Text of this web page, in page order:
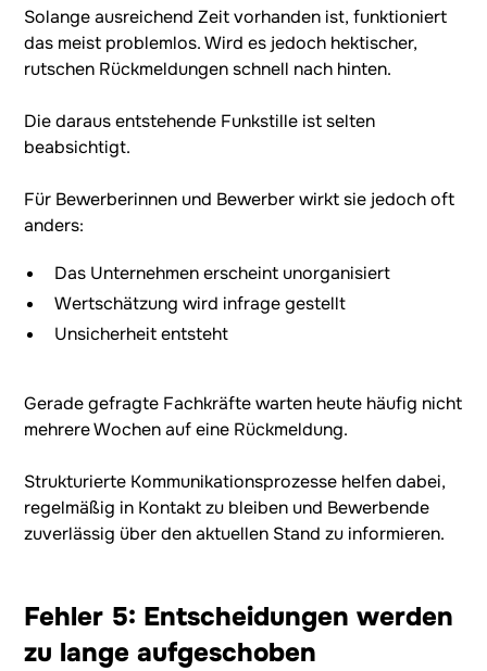
Solange ausreichend Zeit vorhanden ist, funktioniert
das meist problemlos. Wird es jedoch hektischer,
rutschen Rückmeldungen schnell nach hinten.
Die daraus entstehende Funkstille ist selten
beabsichtigt.
Für Bewerberinnen und Bewerber wirkt sie jedoch oft
anders:
Das Unternehmen erscheint unorganisiert
Wertschätzung wird infrage gestellt
Unsicherheit entsteht
Gerade gefragte Fachkräfte warten heute häufig nicht
mehrere Wochen auf eine Rückmeldung.
Strukturierte Kommunikationsprozesse helfen dabei,
regelmäßig in Kontakt zu bleiben und Bewerbende
zuverlässig über den aktuellen Stand zu informieren.
Fehler 5: Entscheidungen werden
zu lange aufgeschoben